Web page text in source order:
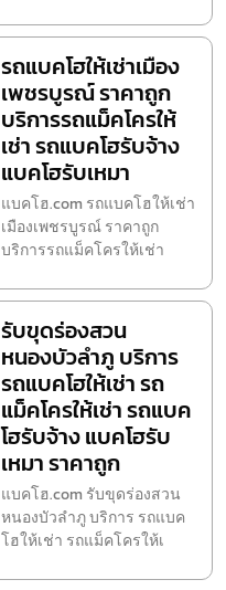
รถแบคโฮให้เช่าเมือง
เพชรบูรณ์ ราคาถูก
บริการรถแม็คโครให้
เช่า รถแบคโฮรับจ้าง
แบคโฮรับเหมา
แบคโฮ.com รถแบคโฮให้เช่า
เมืองเพชรบูรณ์ ราคาถูก
บริการรถแม็คโครให้เช่า
รับขุดร่องสวน
หนองบัวลำภู บริการ
รถแบคโฮให้เช่า รถ
แม็คโครให้เช่า รถแบค
โฮรับจ้าง แบคโฮรับ
เหมา ราคาถูก
แบคโฮ.com รับขุดร่องสวน
หนองบัวลำภู บริการ รถแบค
โฮให้เช่า รถแม็คโครให้เ